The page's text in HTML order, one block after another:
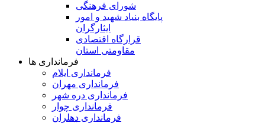
شورای فرهنگی
پایگاه بنیاد شهید و امور
ایثارگران
قرارگاه اقتصادی
مقاومتی استان
فرمانداری ها
فرمانداری ایلام
فرمانداری مهران
فرمانداری دره شهر
فرمانداری چوار
فرمانداری دهلران